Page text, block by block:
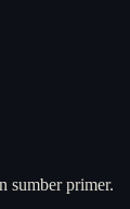
sumber primer.